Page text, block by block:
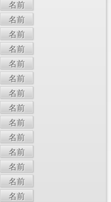
名前
名前
名前
名前
名前
名前
名前
名前
名前
名前
名前
名前
名前
名前